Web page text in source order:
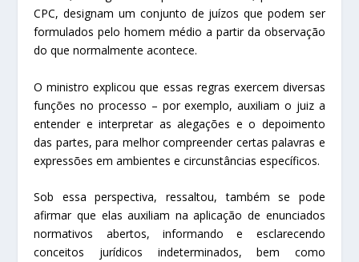
CPC, designam um conjunto de juízos que podem ser
formulados pelo homem médio a partir da observação
do que normalmente acontece.
O ministro explicou que essas regras exercem diversas
funções no processo – por exemplo, auxiliam o juiz a
entender e interpretar as alegações e o depoimento
das partes, para melhor compreender certas palavras e
expressões em ambientes e circunstâncias específicos.
Sob essa perspectiva, ressaltou, também se pode
afirmar que elas auxiliam na aplicação de enunciados
normativos abertos, informando e esclarecendo
conceitos jurídicos indeterminados, bem como